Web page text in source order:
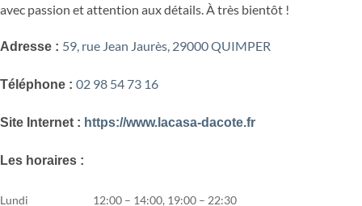
avec passion et attention aux détails. À très bientôt !
Adresse : 59, rue Jean Jaurès, 29000 QUIMPER
Téléphone : 02 98 54 73 16
Site Internet : https://www.lacasa-dacote.fr
Les horaires :
Lundi
12:00 – 14:00, 19:00 – 22:30